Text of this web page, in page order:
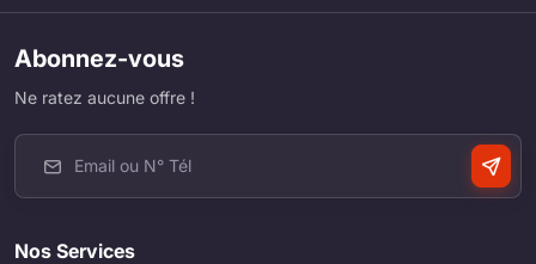
Abonnez-vous
Ne ratez aucune offre !
Nos Services